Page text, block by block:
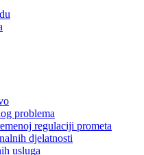
problema
regulaciji prometa
djelatnosti
usluga